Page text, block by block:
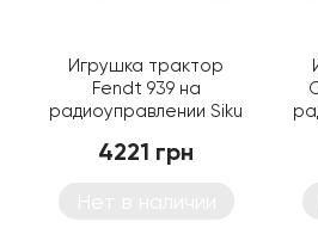
Игрушка трактор
Fendt 939 на
радиоуправлении Siku
4221 грн